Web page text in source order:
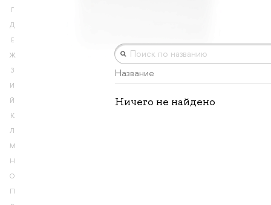
Г
Д
Е
Ж
З
И
Й
К
Л
М
Н
О
П
Название
Ничего не найдено